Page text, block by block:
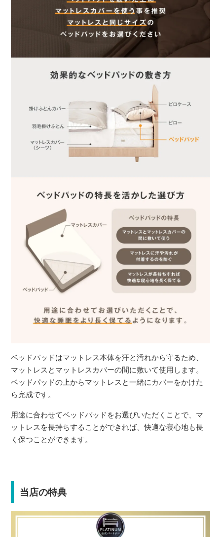
ベッドパッドはマットレス本体を汗と汚れから守るため、
マットレスとマットレスカバーの間に敷いて使用します。
ベッドパッドの上からマットレスと一緒にカバーをかけた
ら完成です。
用途に合わせてベッドパッドをお選びいただくことで、マ
ットレスを長持ちすることができれば、快適な寝心地も長
く保つことができます。
当店の特典